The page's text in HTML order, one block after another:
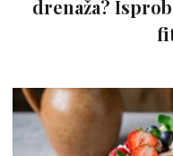
drenaža?